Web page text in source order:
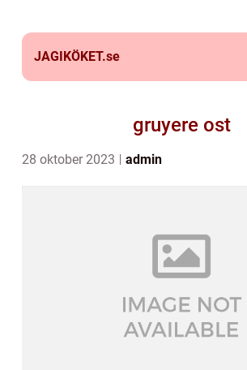
JAGIKÖKET.se
gruyere ost
28 oktober 2023 admin